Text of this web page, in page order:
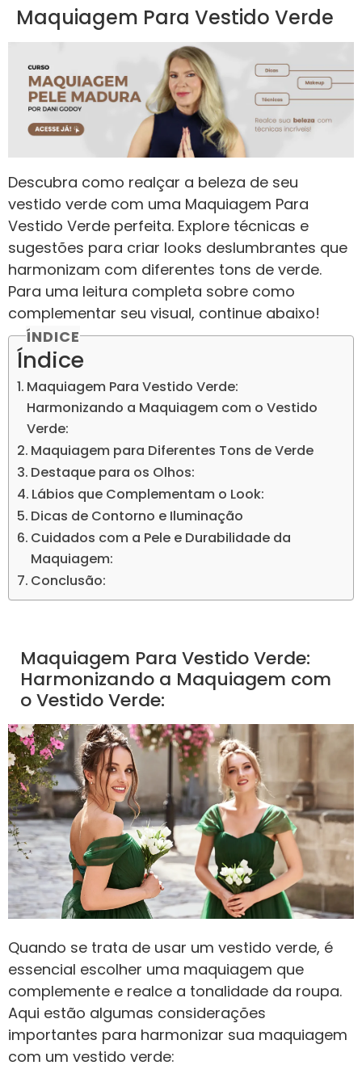
Maquiagem Para Vestido Verde
Descubra como realçar a beleza de seu
vestido verde com uma Maquiagem Para
Vestido Verde perfeita. Explore técnicas e
sugestões para criar looks deslumbrantes que
harmonizam com diferentes tons de verde.
Para uma leitura completa sobre como
complementar seu visual, continue abaixo!
ÍNDICE
Índice
Maquiagem Para Vestido Verde:
Harmonizando a Maquiagem com o Vestido
Verde:
Maquiagem para Diferentes Tons de Verde
Destaque para os Olhos:
Lábios que Complementam o Look:
Dicas de Contorno e Iluminação
Cuidados com a Pele e Durabilidade da
Maquiagem:
Conclusão:
Maquiagem Para Vestido Verde:
Harmonizando a Maquiagem com
o Vestido Verde:
Quando se trata de usar um vestido verde, é
essencial escolher uma maquiagem que
complemente e realce a tonalidade da roupa.
Aqui estão algumas considerações
importantes para harmonizar sua maquiagem
com um vestido verde: